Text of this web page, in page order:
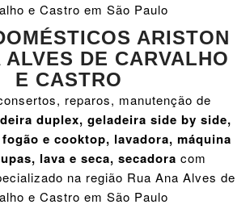
e Castro em São Paulo
ARISTON
ALVES DE CARVALHO
E CASTRO
reparos, manutenção de
duplex, geladeira side by side,
e cooktop, lavadora, máquina
lava e seca, secadora com
na região Rua Ana Alves de
e Castro em São Paulo